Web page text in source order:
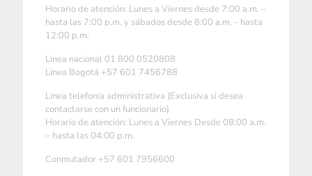
Horario de atención: Lunes a Viernes desde 7:00 a.m. –
hasta las 7:00 p.m. y sábados desde 8:00 a.m. - hasta
12:00 p.m.
Linea nacional 01 800 0520808
Linea Bogotá +57 601 7456788
Linea telefonía administrativa (Exclusiva si desea
contactarse con un funcionario)
Horario de atención: Lunes a Viernes Desde 08:00 a.m.
– hasta las 04:00 p.m.
Conmutador +57 601 7956600